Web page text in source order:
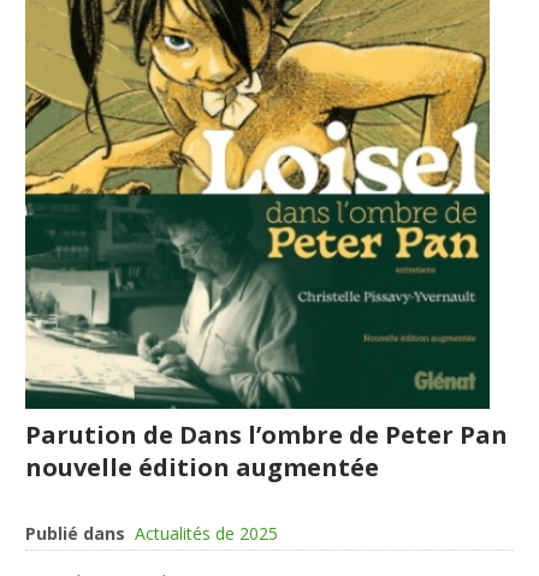
Parution de Dans l’ombre de Peter Pan
nouvelle édition augmentée
Publié dans Actualités de 2025